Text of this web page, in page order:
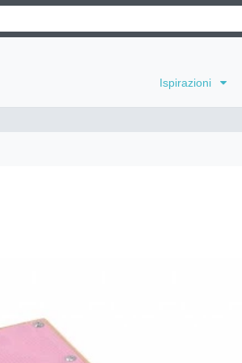
Ispirazioni